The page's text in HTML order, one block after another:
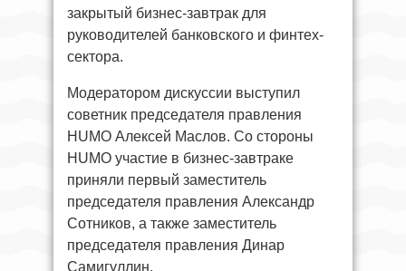
закрытый бизнес-завтрак для
руководителей банковского и финтех-
сектора.
Модератором дискуссии выступил
советник председателя правления
HUMO Алексей Маслов. Со стороны
HUMO участие в бизнес-завтраке
приняли первый заместитель
председателя правления Александр
Сотников, а также заместитель
председателя правления Динар
Самигуллин.